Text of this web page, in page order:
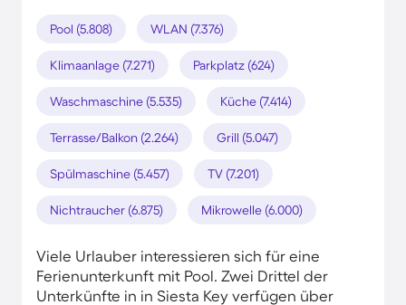
Pool (5.808) WLAN (7.376)
Klimaanlage (7.271) Parkplatz (624)
Waschmaschine (5.535) Küche (7.414)
Terrasse/Balkon (2.264) Grill (5.047)
Spülmaschine (5.457) TV (7.201)
Nichtraucher (6.875) Mikrowelle (6.000)
Viele Urlauber interessieren sich für eine
Ferienunterkunft mit Pool. Zwei Drittel der
Unterkünfte in in Siesta Key verfügen über